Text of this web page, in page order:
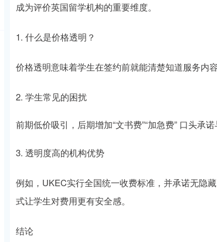
成为评价英国留学机构的重要维度。
1. 什么是价格透明？
价格透明意味着学生在签约前就能清楚知道服务内
2. 学生常见的困扰
前期低价吸引，后期增加“文书费”“加急费” 口头承
3. 透明度高的机构优势
例如，UKEC实行全国统一收费标准，并承诺无隐
式让学生对费用更有安全感。
结论